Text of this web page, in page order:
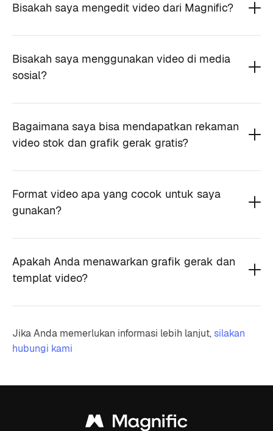
Bisakah saya mengedit video dari Magnific?
Bisakah saya menggunakan video di media
sosial?
Bagaimana saya bisa mendapatkan rekaman
video stok dan grafik gerak gratis?
Format video apa yang cocok untuk saya
gunakan?
Apakah Anda menawarkan grafik gerak dan
templat video?
Jika Anda memerlukan informasi lebih lanjut,silakan
hubungi kami